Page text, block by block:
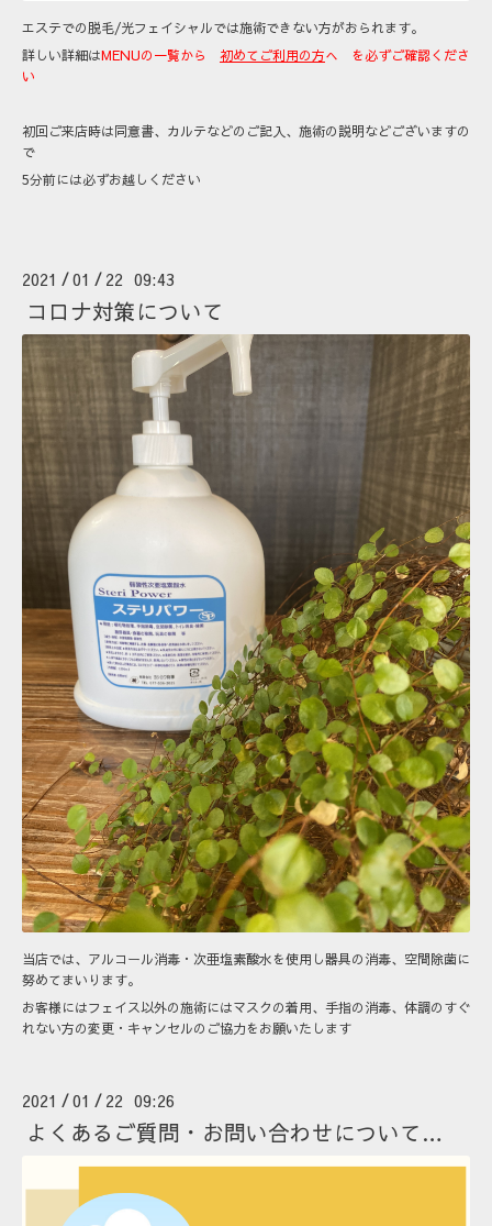
エステでの脱毛/光フェイシャルでは施術できない方がおられます。
詳しい詳細はMENUの一覧から 初めてご利用の方へ を必ずご確認くださ
い
初回ご来店時は同意書、カルテなどのご記入、施術の説明などございますの
で
5分前には必ずお越しください
2021 /01 / 22 09:43
コロナ対策について
当店では、アルコール消毒・次亜塩素酸水を使用し器具の消毒、空間除菌に
努めてまいります。
お客様にはフェイス以外の施術にはマスクの着用、手指の消毒、体調のすぐ
れない方の変更・キャンセルのご協力をお願いたします
2021 /01 / 22 09:26
よくあるご質問・お問い合わせについて…